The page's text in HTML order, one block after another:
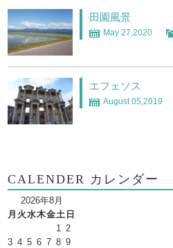
田園風景
May 27,2020
エフェソス
August 05,2019
CALENDER カレンダー
2026年8月
月 火水木金土 日
1
2
3 4 5 6 7 8 9